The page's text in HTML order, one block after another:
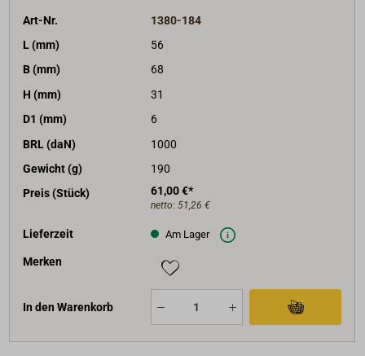
Art-Nr.
1380-184
L (mm)
56
B (mm)
68
H (mm)
31
D1 (mm)
6
BRL (daN)
1000
Gewicht (g)
190
Preis (Stück)
61,00 €*
netto: 51,26 €
Lieferzeit Am Lager
Merken
In den Warenkorb